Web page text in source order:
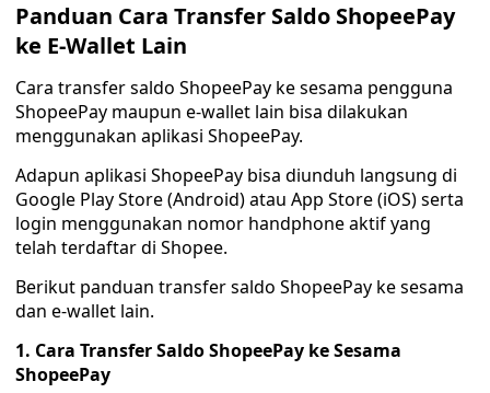
Panduan Cara Transfer Saldo ShopeePay
ke E-Wallet Lain
Cara transfer saldo ShopeePay ke sesama pengguna
ShopeePay maupun e-wallet lain bisa dilakukan
menggunakan aplikasi ShopeePay.
Adapun aplikasi ShopeePay bisa diunduh langsung di
Google Play Store (Android) atau App Store (iOS) serta
login menggunakan nomor handphone aktif yang
telah terdaftar di Shopee.
Berikut panduan transfer saldo ShopeePay ke sesama
dan e-wallet lain.
1. Cara Transfer Saldo ShopeePay ke Sesama
ShopeePay